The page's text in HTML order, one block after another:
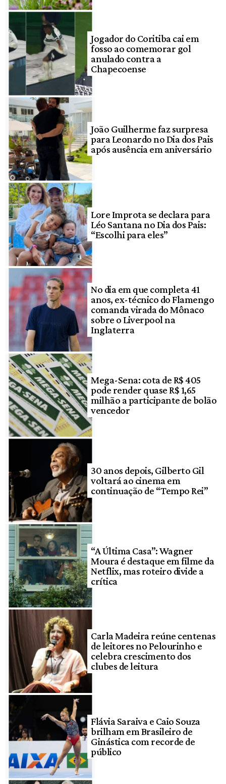
Jogador do Coritiba cai em
fosso ao comemorar gol
anulado contra a
Chapecoense
João Guilherme faz surpresa
para Leonardo no Dia dos Pais
após ausência em aniversário
Lore Improta se declara para
Léo Santana no Dia dos Pais:
“Escolhi para eles”
No dia em que completa 41
anos, ex-técnico do Flamengo
comanda virada do Mônaco
sobre o Liverpool na
Inglaterra
Mega-Sena: cota de R$ 405
pode render quase R$ 1,65
milhão a participante de bolão
vencedor
30 anos depois, Gilberto Gil
voltará ao cinema em
continuação de “Tempo Rei”
“A Última Casa”: Wagner
Moura é destaque em filme da
Netflix, mas roteiro divide a
crítica
Carla Madeira reúne centenas
de leitores no Pelourinho e
celebra crescimento dos
clubes de leitura
Flávia Saraiva e Caio Souza
brilham em Brasileiro de
Ginástica com recorde de
público